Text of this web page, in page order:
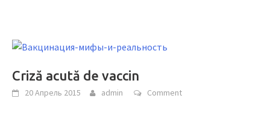
Criză acută de vaccin
20 Апрель 2015 admin Comment